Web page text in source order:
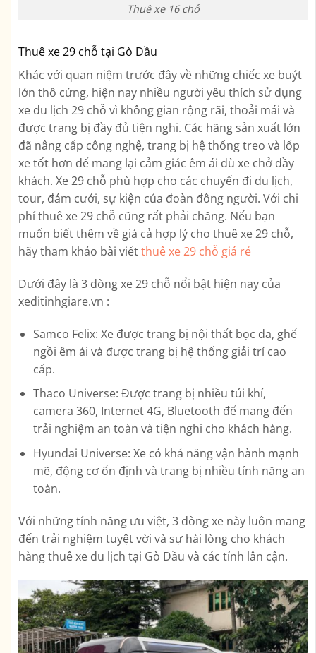
Thuê xe 16 chỗ
Thuê xe 29 chỗ tại Gò Dầu
Khác với quan niệm trước đây về những chiếc xe buýt
lớn thô cứng, hiện nay nhiều người yêu thích sử dụng
xe du lịch 29 chỗ vì không gian rộng rãi, thoải mái và
được trang bị đầy đủ tiện nghi. Các hãng sản xuất lớn
đã nâng cấp công nghệ, trang bị hệ thống treo và lốp
xe tốt hơn để mang lại cảm giác êm ái dù xe chở đầy
khách. Xe 29 chỗ phù hợp cho các chuyến đi du lịch,
tour, đám cưới, sự kiện của đoàn đông người. Với chi
phí thuê xe 29 chỗ cũng rất phải chăng. Nếu bạn
muốn biết thêm về giá cả hợp lý cho thuê xe 29 chỗ,
hãy tham khảo bài viếtthuê xe 29 chỗ giá rẻ
Dưới đây là 3 dòng xe 29 chỗ nổi bật hiện nay của
xeditinhgiare.vn :
Samco Felix: Xe được trang bị nội thất bọc da, ghế
ngồi êm ái và được trang bị hệ thống giải trí cao
cấp.
Thaco Universe: Được trang bị nhiều túi khí,
camera 360, Internet 4G, Bluetooth để mang đến
trải nghiệm an toàn và tiện nghi cho khách hàng.
Hyundai Universe: Xe có khả năng vận hành mạnh
mẽ, động cơ ổn định và trang bị nhiều tính năng an
toàn.
Với những tính năng ưu việt, 3 dòng xe này luôn mang
đến trải nghiệm tuyệt vời và sự hài lòng cho khách
hàng thuê xe du lịch tại Gò Dầu và các tỉnh lân cận.